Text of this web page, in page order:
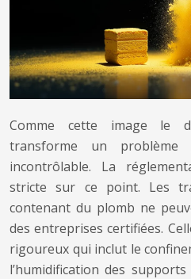
Comme cette image le
transforme un
incontrôlable. La
stricte sur ce point. Les
contenant du plomb ne
des entreprises certifiées.
rigoureux qui inclut le
l’humidification des